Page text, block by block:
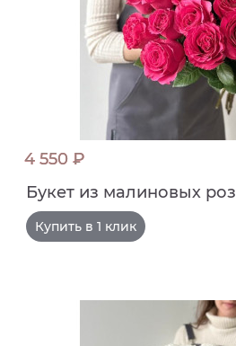
4 550 ₽
Букет из малиновых роз
Купить в 1 клик